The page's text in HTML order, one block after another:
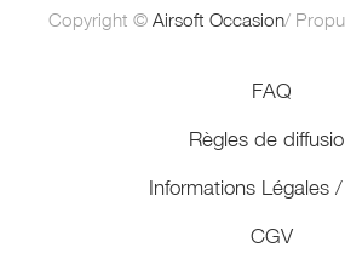
Copyright © Airsoft Occasion/
FAQ
Règles de
Informations Légales
CGV